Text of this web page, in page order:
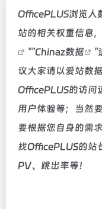
OfficePLUS浏览人
站的相关权重信息
""Chinaz数据
"
议大家请以爱站数
OfficePLUS的访问
用户体验等；当然
要根据您自身的需
找OfficePLUS的站
PV、跳出率等！